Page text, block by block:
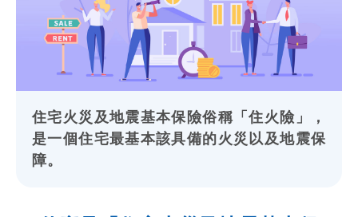
住宅火災及地震基本保險俗稱「住火險」，
是一個住宅最基本該具備的火災以及地震保
障。